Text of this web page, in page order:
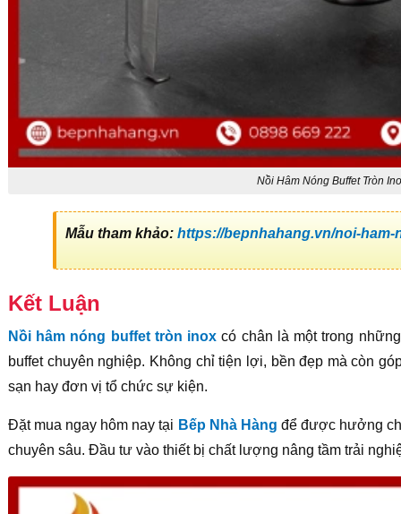
Nồi Hâm Nóng Buffet Tròn
Mẫu tham khảo: https://bepnhahang.vn/noi-ham-
Kết Luận
Nồi hâm nóng buffet tròn inox có chân là một trong
buffet chuyên nghiệp. Không chỉ tiện lợi, bền đẹp mà còn
sạn hay đơn vị tổ chức sự kiện.
Đặt mua ngay hôm nay tại Bếp Nhà Hàng để được hưởng
chuyên sâu. Đầu tư vào thiết bị chất lượng nâng tầm trải